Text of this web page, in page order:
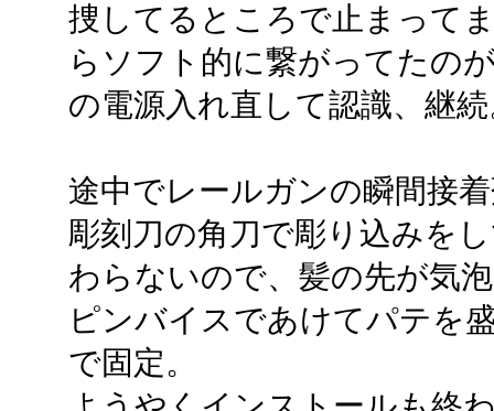
捜してるところで止まって
らソフト的に繋がってたの
の電源入れ直して認識、継
途中でレールガンの瞬間接
彫刻刀の角刀で彫り込みを
わらないので、髪の先が気
ピンバイスであけてパテを
で固定。